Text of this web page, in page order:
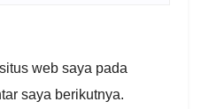
web saya pada
saya berikutnya.